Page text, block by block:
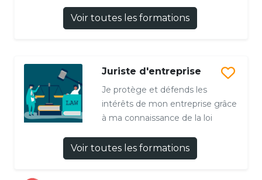
Voir toutes les formations
Juriste d'entreprise
Je protège et défends les
intérêts de mon entreprise grâce
à ma connaissance de la loi
Voir toutes les formations